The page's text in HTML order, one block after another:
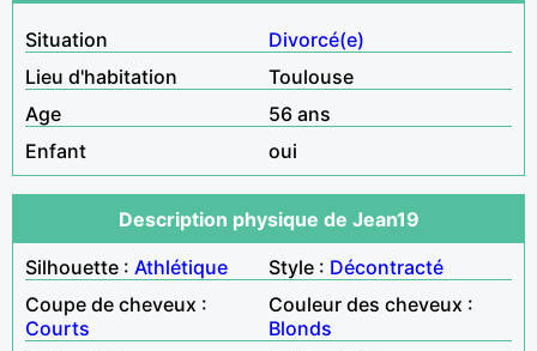
Situation
Divorcé(e)
Lieu d'habitation
Toulouse
Age
56 ans
Enfant
oui
Description physique de Jean19
Silhouette : Athlétique Style : Décontracté
Coupe de cheveux :
Courts
Couleur des cheveux :
Blonds